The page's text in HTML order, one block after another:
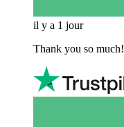
il y a 1 jour
Thank you so much!